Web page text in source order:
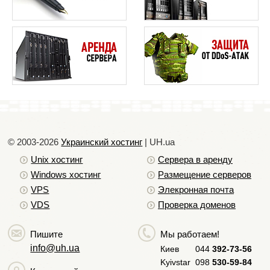
того что бы помешать нормальной работе
сервера.
Правило второе.
Что бы защититься от ddos атак необходимо
понять какой именно вид такой атаки
применяют злоумышленники. Можно выделить
атаки. Он представляет собой частой
обращение, что вынуждает сервер отвечать
на каждый http запрос. Что бы уберечься от
такой атаки необходимо правильно
настроить и оптимизировать веб — сервер.
ICMP-флуде — представляет собой
отправку огромного количества ICMP
пакетов любого типа, довольно часто
© 2003-2026Украинский хостинг | UH.ua
Unix хостинг
Windows хостинг
VPS
VDS
Сервера в аренду
Размещение серверов
Элекронная почта
Проверка доменов
Пишите
info@uh.ua
Мы работаем!
Киев 044 392-73-56
Kyivstar 098 530-59-84